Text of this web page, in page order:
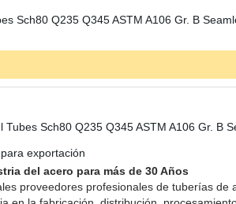
exportación
del acero para más de 30 Años
proveedores profesionales de tuberías